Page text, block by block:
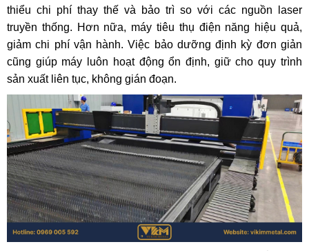
thiểu chi phí thay thế và bảo trì so với các nguồn laser
truyền thống. Hơn nữa, máy tiêu thụ điện năng hiệu quả,
giảm chi phí vận hành. Việc bảo dưỡng định kỳ đơn giản
cũng giúp máy luôn hoạt động ổn định, giữ cho quy trình
sản xuất liên tục, không gián đoạn.